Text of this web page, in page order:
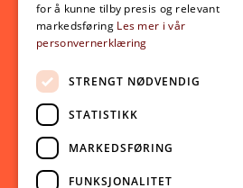
Aktuelt
Nyheter
Arrangementer
Nyhetsbrev
Ledige stillinger
Følg oss på sosiale medier:
Facebook
for å kunne tilby presis og relevant
markedsføring Les mer i vår
personvernerklæring
STRENGT NØDVENDIG
STATISTIKK
MARKEDSFØRING
FUNKSJONALITET